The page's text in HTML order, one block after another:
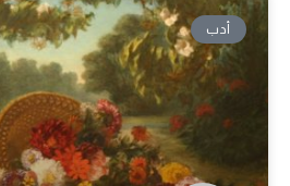
أدب